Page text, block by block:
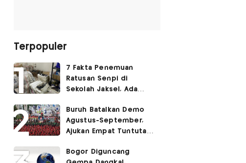
Terpopuler
7 Fakta Penemuan
Ratusan Senpi di
Sekolah Jaksel, Ada
Ruang Bunker
Buruh Batalkan Demo
Agustus-September,
Ajukan Empat Tuntutan
Bogor Diguncang